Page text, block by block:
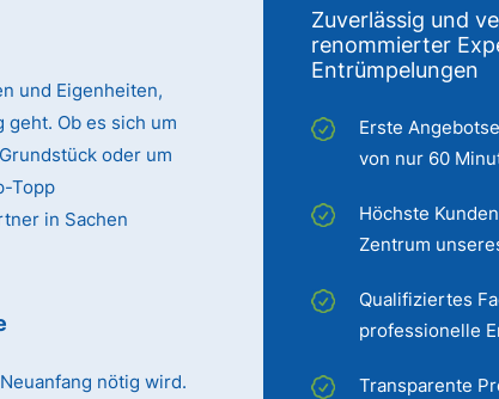
Zuverlässig und
renommierter
Entrümpelungen
Erste
von nur 60
Höchste
Zentrum
Qualifiziertes
professionelle
Transparente
und Eigenheiten,
geht. Ob es sich um
oder um
Topp
in Sachen
nötig wird.